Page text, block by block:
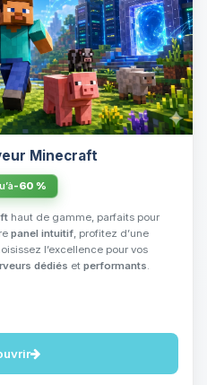
Minecraft
-60 %
haut de gamme, parfaits pour
panel intuitif, profitez d’une
l’excellence pour vos
dédiés et performants.